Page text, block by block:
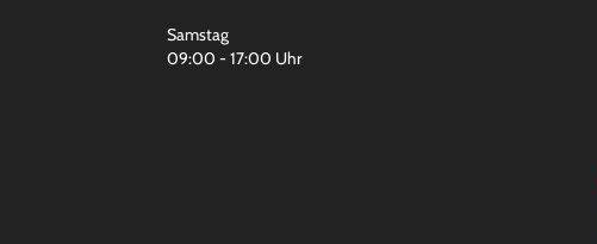
Samstag
09:00 - 17:00 Uhr